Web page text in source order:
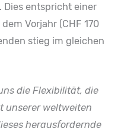
Dies entspricht einer
Vorjahr (CHF 170
stieg im gleichen
die Flexibilität, die
unserer weltweiten
herausfordernde